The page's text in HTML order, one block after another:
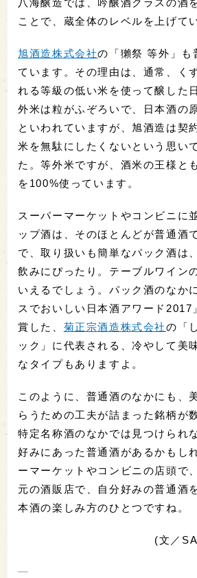
八海醸造では、吟醸酒クラスの酒
ことで、蔵全体のレベルを上げて
旭酒造株式会社の「獺祭 等外」も
ています。その理由は、通常、く
れる等級の低い米を使って醸した
外米は粒がふぞろいで、日本酒の
といわれていますが、旭酒造は契
米を無駄にしたくないという思い
た。等外米ですが、酒米の王様と
を100%使っています。
スーパーマーケットやコンビニに
ップ酒は、そのほとんどが普通酒
で、取り扱いも簡単なパック酒は
飲みにぴったり。テーブルワイン
いえるでしょう。パック酒のなか
スでおいしい日本酒アワード2017
賞した、 菊正宗酒造株式会社の「
ック」に代表される、冷やして美
なタイプもありますよ。
このように、普通酒のなかにも、
らうための工夫が詰まった銘柄が
特定名称酒のなかでは見つけられ
好みにあった普通酒があるかもし
ーマーケットやコンビニの店頭で
元の酒販店で、自分好みの普通酒
本酒の楽しみ方のひとつですね。
(文／